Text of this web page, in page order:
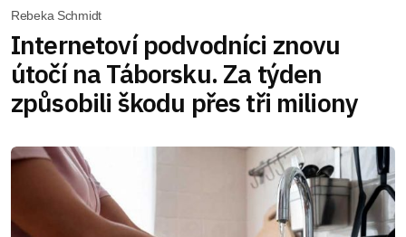
Rebeka Schmidt
Internetoví podvodníci znovu
útočí na Táborsku. Za týden
způsobili škodu přes tři miliony